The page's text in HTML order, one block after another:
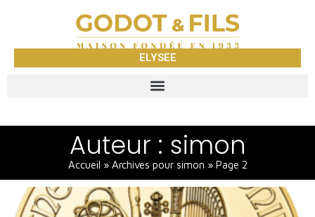
ELYSEE
Auteur : simon
Accueil » Archives pour simon » Page 2